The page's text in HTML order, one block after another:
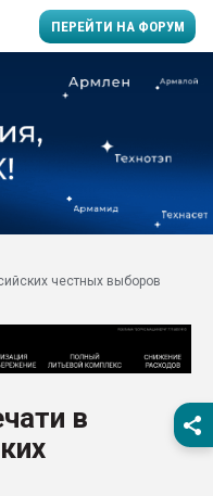
ПЕРЕЙТИ НА ФОРУМ
пластмасс
ситуацией на
Продам отходы
поликарбоната и АБС-
26.07.2022 "Сибирский
честных выборов
в